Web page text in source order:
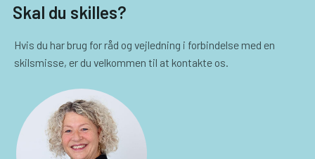
Skal du skilles?
Hvis du har brug for råd og vejledning i forbindelse med en
skilsmisse, er du velkommen til at kontakte os.